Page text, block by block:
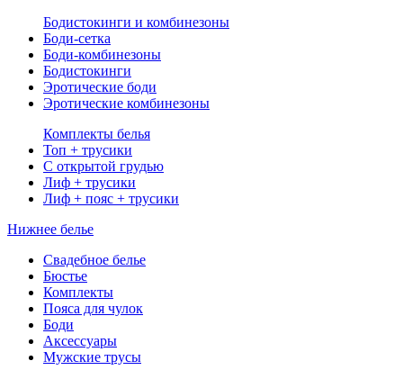
Бодистокинги и комбинезоны
Боди-сетка
Боди-комбинезоны
Бодистокинги
Эротические боди
Эротические комбинезоны
Комплекты белья
Топ + трусики
С открытой грудью
Лиф + трусики
Лиф + пояс + трусики
Нижнее белье
Свадебное белье
Бюстье
Комплекты
Пояса для чулок
Боди
Аксессуары
Мужские трусы